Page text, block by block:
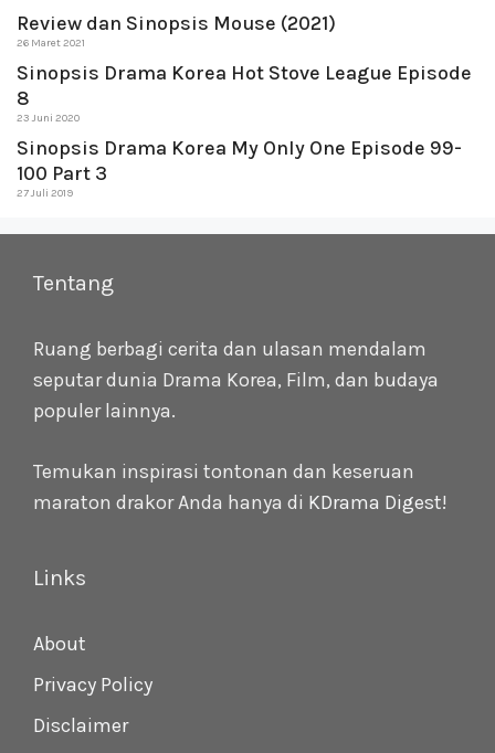
Review dan Sinopsis Mouse (2021)
26 Maret 2021
Sinopsis Drama Korea Hot Stove League Episode
8
23 Juni 2020
Sinopsis Drama Korea My Only One Episode 99-
100 Part 3
27 Juli 2019
Tentang
Ruang berbagi cerita dan ulasan mendalam
seputar dunia Drama Korea, Film, dan budaya
populer lainnya.
Temukan inspirasi tontonan dan keseruan
maraton drakor Anda hanya di KDrama Digest!
Links
About
Privacy Policy
Disclaimer